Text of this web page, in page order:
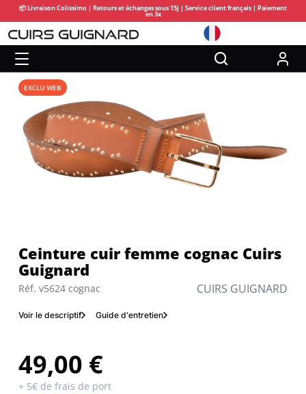
📦 Livraison Colissimo | Retours et échanges sous 15j | Service client français | Paiement
en 3x
CUIRS GUIGNARD
Réf. v5624 cognac
Ceinture cuir femme cognac Cuirs
Guignard
Voir le descriptif Guide d'entretien
49,00 €
+ 5€ de frais de port
EXCLU WEB